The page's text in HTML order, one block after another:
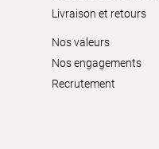
Livraison et retours
Nos valeurs
Nos engagements
Recrutement